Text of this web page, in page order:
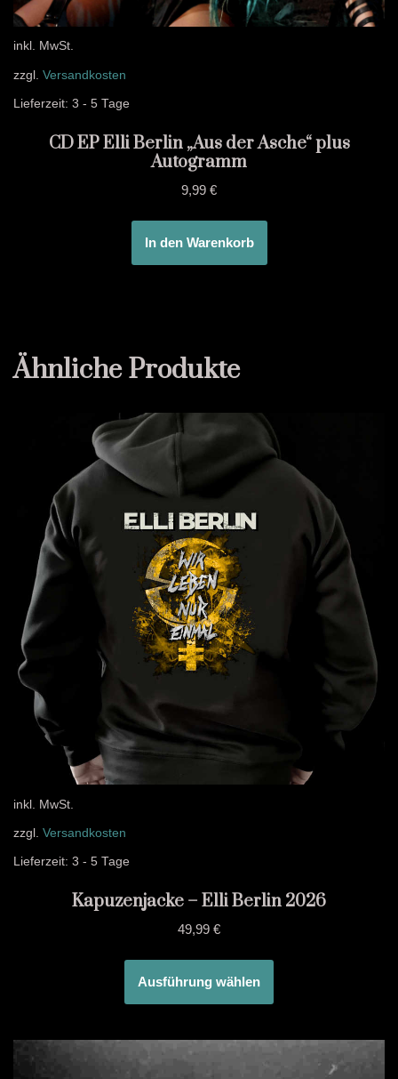
inkl. MwSt.
zzgl. Versandkosten
Lieferzeit: 3 - 5 Tage
CD EP Elli Berlin „Aus der Asche“ plus
Autogramm
9,99 €
In den Warenkorb
Ähnliche Produkte
inkl. MwSt.
zzgl. Versandkosten
Lieferzeit: 3 - 5 Tage
Kapuzenjacke – Elli Berlin 2026
49,99 €
Ausführung wählen